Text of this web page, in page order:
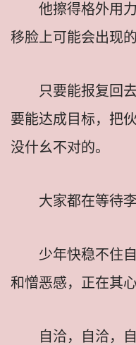
他擦得格外用
移脸上可能会出现的
只要能报复回
要能达成目标，把
没什幺不对的。
大家都在等待
少年快稳不住
和憎恶感，正在其
自洽，自洽，